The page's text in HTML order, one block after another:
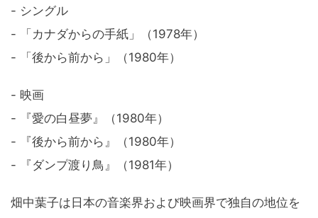
- シングル
- 「カナダからの手紙」（1978年）
- 「後から前から」（1980年）
- 映画
- 『愛の白昼夢』（1980年）
- 『後から前から』（1980年）
- 『ダンプ渡り鳥』（1981年）
畑中葉子は日本の音楽界および映画界で独自の地位を